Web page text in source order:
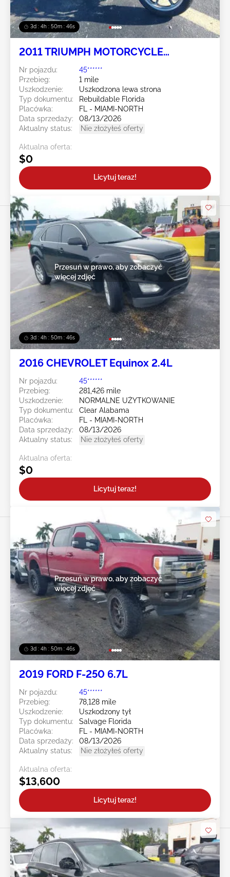
3d : 4h : 50m : 43s
2011 TRIUMPH MOTORCYCLE
Bonneville 2
Nr pojazdu:
45******
Przebieg:
1 mile
Uszkodzenie:
Uszkodzona lewa strona
Typ dokumentu:
Rebuildable Florida
Placówka:
FL - MIAMI-NORTH
Data sprzedaży:
08/13/2026
Aktualny status:
Nie złożyłeś oferty
Aktualna oferta:
$0
Licytuj teraz!
3d : 4h : 50m : 43s
Przesuń w prawo, aby zobaczyć
więcej zdjęć
2016 CHEVROLET Equinox 2.4L
Nr pojazdu:
45******
Przebieg:
281,426 mile
Uszkodzenie:
NORMALNE UŻYTKOWANIE
Typ dokumentu:
Clear Alabama
Placówka:
FL - MIAMI-NORTH
Data sprzedaży:
08/13/2026
Aktualny status:
Nie złożyłeś oferty
Aktualna oferta:
$0
Licytuj teraz!
3d : 4h : 50m : 43s
Przesuń w prawo, aby zobaczyć
więcej zdjęć
2019 FORD F-250 6.7L
Nr pojazdu:
45******
Przebieg:
78,128 mile
Uszkodzenie:
Uszkodzony tył
Typ dokumentu:
Salvage Florida
Placówka:
FL - MIAMI-NORTH
Data sprzedaży:
08/13/2026
Aktualny status:
Nie złożyłeś oferty
Aktualna oferta:
$13,600
Licytuj teraz!